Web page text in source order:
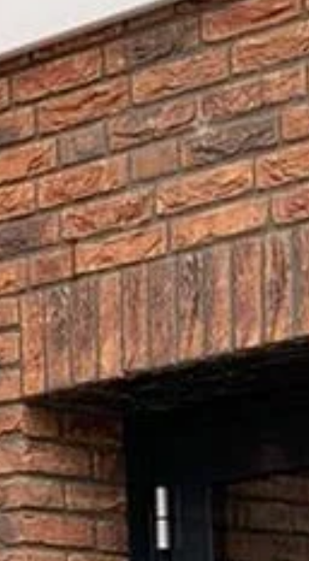
Is er spoed? Bel dan direct
met 0183 - 304118.
Is het wel urgent, maar geen
spoed? Dan kunt u
onderstaand formulier invullen
waarna een van onze
storingsmonteurs contact
met u opneemt.
Bedrijfsnaam
Contactpersoon*
E-mail adres*
Straat en huisnummer
Postcode en plaats
Omschrijf de storing zo duidelijk mogelijk